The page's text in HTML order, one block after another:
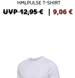
HMLPULSE T-SHIRT
UVP 12,95 € | 9,06 €